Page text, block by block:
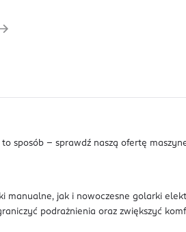
sposób - sprawdź naszą ofertę
manualne, jak i nowoczesne golarki
podrażnienia oraz zwiększyć